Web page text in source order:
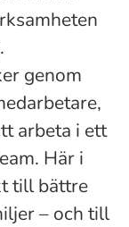
genom
arbeta i ett
Här i
till bättre
– och till